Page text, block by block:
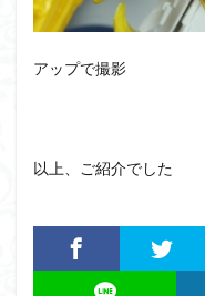
アップで撮影
以上、ご紹介でした